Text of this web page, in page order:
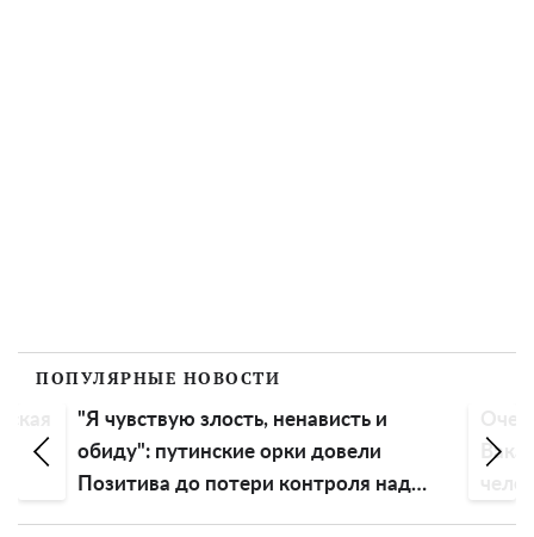
ПОПУЛЯРНЫЕ НОВОСТИ
"Я чувствую злость, ненависть и
обиду": путинские орки довели
Позитива до потери контроля над